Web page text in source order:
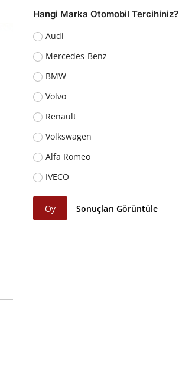
Hangi Marka Otomobil Tercihiniz?
Audi
Mercedes-Benz
BMW
Volvo
Renault
Volkswagen
Alfa Romeo
IVECO
Oy Sonuçları Görüntüle